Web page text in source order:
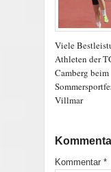
Viele
Athleten der
Camberg beim
Villmar
Kommentar *